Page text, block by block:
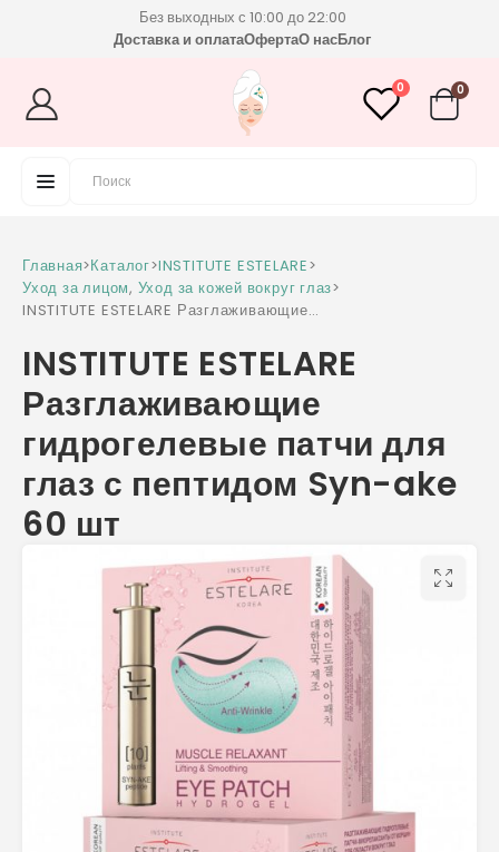
Без выходных с 10:00 до 22:00
Доставка и оплатаОфертаО насБлог
0 0
Главная>Каталог>INSTITUTE ESTELARE>
Уход за лицом, Уход за кожей вокруг глаз>
INSTITUTE ESTELARE Разглаживающие
ake 60 шт
INSTITUTE ESTELARE
Разглаживающие
гидрогелевые патчи для
глаз с пептидом Syn-ake
60 шт